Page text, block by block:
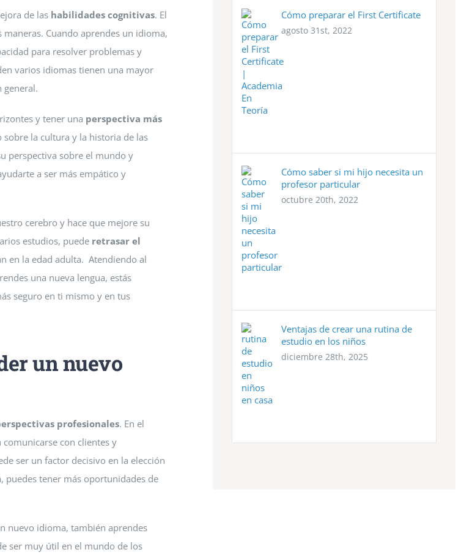
de las habilidades cognitivas. El
Cuando aprendes un idioma,
para resolver problemas y
varios idiomas tienen una mayor
general.
y tener una perspectiva más
la cultura y la historia de las
perspectiva sobre el mundo y
a ser más empático y
cerebro y hace que mejore su
estudios, puede retrasar el
en la edad adulta. Atendiendo al
una nueva lengua, estás
seguro en ti mismo y en tus
un nuevo
profesionales. En el
con clientes y
ser un factor decisivo en la elección
puedes tener más oportunidades de
nuevo idioma, también aprendes
ser muy útil en el mundo de los
Cómo preparar el First Certificate
agosto 31st, 2022
Cómo saber si mi hijo necesita un
profesor particular
octubre 20th, 2022
Ventajas de crear una rutina de
estudio en los niños
diciembre 28th, 2025